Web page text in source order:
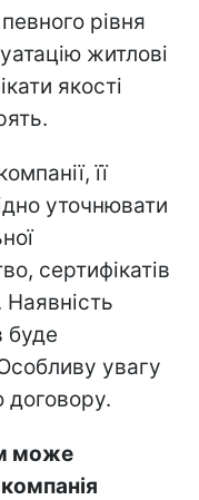
рівня
житлові
якості
її
уточнювати
сертифікатів
Наявність
буде
увагу
договору.
може